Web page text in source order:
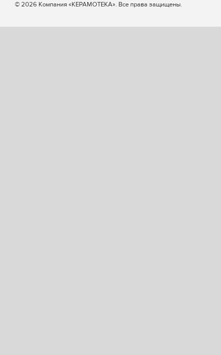
© 2026 Компания «КЕРАМОТЕКА». Все права защищены.